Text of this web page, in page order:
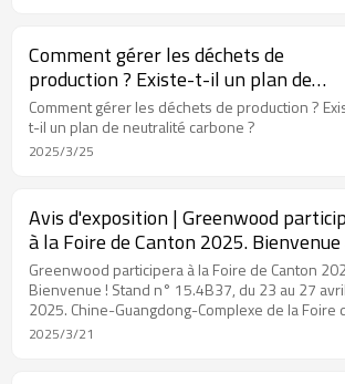
Comment gérer les déchets de
production ? Existe-t-il un plan de
neutralité carbone ?
Comment gérer les déchets de production ?
t-il un plan de neutralité carbone ?
2025/3/25
Avis d'exposition | Greenwood
à la Foire de Canton 2025. Bienvenue
vous !
Greenwood participera à la Foire de Canton
Bienvenue ! Stand n° 15.4B37, du 23 au 27 avril
2025. Chine-Guangdong-Complexe de la Foire
Canton-Pavillon Pazhou de Guangzhou
2025/3/21